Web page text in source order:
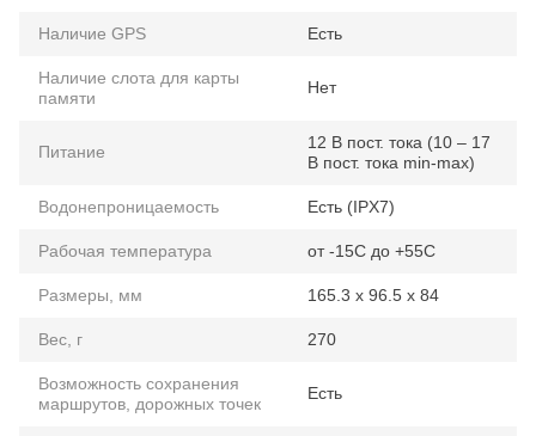
Наличие GPS Есть
Наличие слота для карты
памяти
Нет
Питание
12 В пост. тока (10 – 17
В пост. тока min-max)
Водонепроницаемость Есть (IPX7)
Рабочая температура от -15C до +55C
Размеры, мм 165.3 x 96.5 x 84
Вес, г 270
Возможность сохранения
маршрутов, дорожных точек
Есть